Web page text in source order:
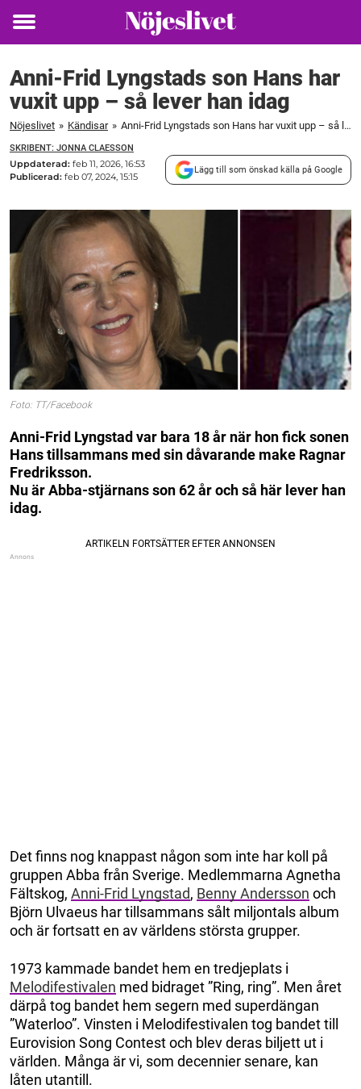
Toggle
Anni-Frid Lyngstads son Hans har
vuxit upp – så lever han idag
Nöjeslivet » Kändisar » Anni-Frid Lyngstads son Hans har vuxit upp – så lever han idag
SKRIBENT: JONNA CLAESSON
Uppdaterad: feb 11, 2026, 16:53
Publicerad: feb 07, 2024, 15:15
Lägg till som önskad källa på Google
Foto: TT/Facebook
Anni-Frid Lyngstad var bara 18 år när hon fick sonen
Hans tillsammans med sin dåvarande make Ragnar
Fredriksson.
Nu är Abba-stjärnans son 62 år och så här lever han
idag.
Det finns nog knappast någon som inte har koll på
gruppen Abba från Sverige. Medlemmarna Agnetha
Fältskog, Anni-Frid Lyngstad, Benny Andersson och
Björn Ulvaeus har tillsammans sålt miljontals album
och är fortsatt en av världens största grupper.
1973 kammade bandet hem en tredjeplats i
Melodifestivalen med bidraget ”Ring, ring”. Men året
därpå tog bandet hem segern med superdängan
”Waterloo”. Vinsten i Melodifestivalen tog bandet till
Eurovision Song Contest och blev deras biljett ut i
världen. Många är vi, som decennier senare, kan
låten utantill.